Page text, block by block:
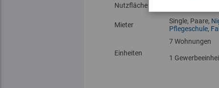
Nutzfläche
Mieter
Single, Paare,
Pflegeschule,
Einheiten
7 Wohnungen
1